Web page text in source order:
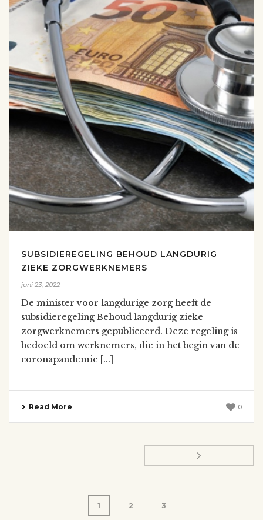
SUBSIDIEREGELING BEHOUD LANGDURIG
ZIEKE ZORGWERKNEMERS
juni 23, 2022
De minister voor langdurige zorg heeft de
subsidieregeling Behoud langdurig zieke
zorgwerknemers gepubliceerd. Deze regeling is
bedoeld om werknemers, die in het begin van de
coronapandemie [...]
Read More 0
1 2 3